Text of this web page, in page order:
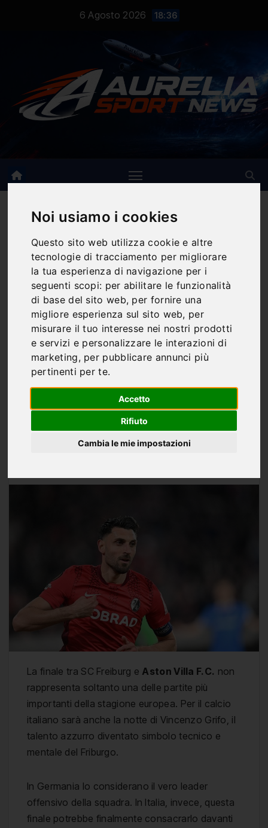
Noi usiamo i cookies
Questo sito web utilizza cookie e altre
tecnologie di tracciamento per migliorare
la tua esperienza di navigazione per i
seguenti scopi: per abilitare le funzionalità
di base del sito web, per fornire una
migliore esperienza sul sito web, per
misurare il tuo interesse nei nostri prodotti
e servizi e personalizzare le interazioni di
marketing, per pubblicare annunci più
pertinenti per te.
Accetto
Rifiuto
Cambia le mie impostazioni
6 Agosto 2026 18:36
Notizie Sportive
Friburgo-Aston Villa,
tutta l’Italia guarda
Vincenzo Grifo: il leader
tedesco può cambiare la
finale europea
Di Marco Franco
La finale tra SC Freiburg e Aston Villa F.C. non
rappresenta soltanto una delle partite più
importanti della stagione europea. Per il calcio
italiano sarà anche la notte di Vincenzo Grifo, il
talento azzurro diventato simbolo tecnico e
mentale del Friburgo.
In Germania lo considerano il vero leader
offensivo della squadra. In Italia, invece, questa
finale potrebbe finalmente consacrarlo davanti